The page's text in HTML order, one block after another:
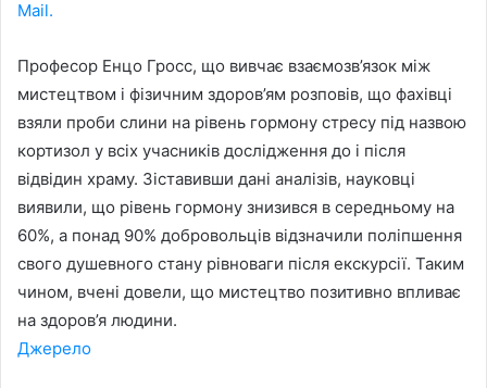
Mail.
Професор Енцо Гросс, що вивчає взаємозв’язок між
мистецтвом і фізичним здоров’ям розповів, що фахівці
взяли проби слини на рівень гормону стресу під назвою
кортизол у всіх учасників дослідження до і після
відвідин храму. Зіставивши дані аналізів, науковці
виявили, що рівень гормону знизився в середньому на
60%, а понад 90% добровольців відзначили поліпшення
свого душевного стану рівноваги після екскурсії. Таким
чином, вчені довели, що мистецтво позитивно впливає
на здоров’я людини.
Джерело